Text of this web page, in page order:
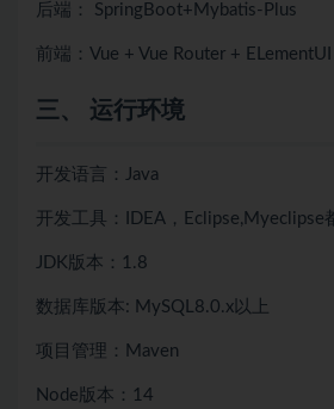
后端： SpringBoot+Mybatis-Plus
前端：Vue + Vue Router +
三、 运行环境
开发语言：Java
开发工具：IDEA，Eclipse,Myeclipse
JDK版本：1.8
数据库版本: MySQL8.0.x以上
项目管理：Maven
Node版本：14